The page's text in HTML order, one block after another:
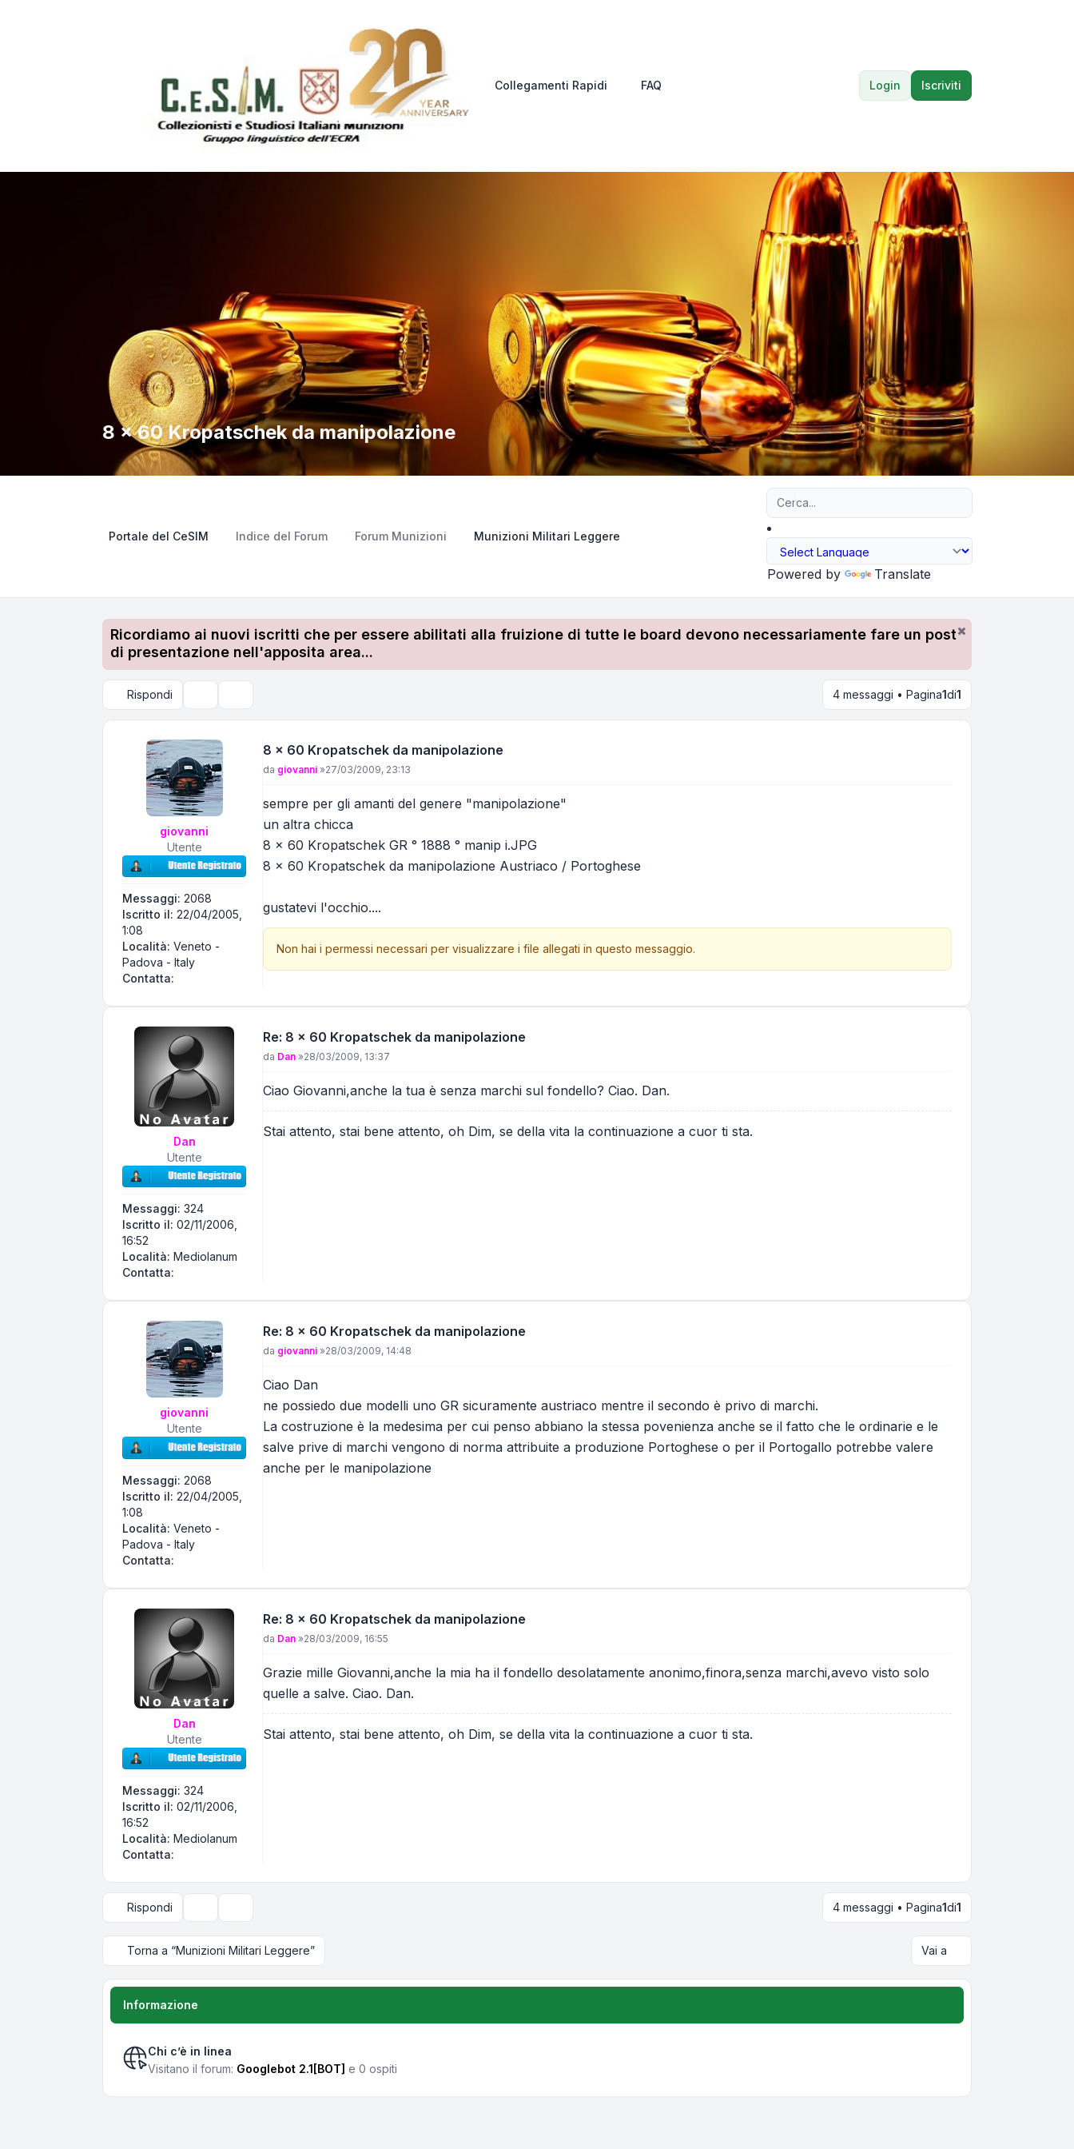
Collegamenti Rapidi FAQ Login Iscriviti
8 x 60 Kropatschek da manipolazione
Portale del CeSIM Indice del Forum Forum Munizioni Munizioni Militari Leggere
Powered by Translate
Ricordiamo ai nuovi iscritti che per essere abilitati alla fruizione di tutte le board devono necessariamente fare un post
di presentazione nell'apposita area...
Rispondi 4 messaggi • Pagina1di1
giovanni
Utente
Messaggi: 2068
Iscritto il: 22/04/2005,
1:08
Località: Veneto -
Padova - Italy
Contatta:
8 x 60 Kropatschek da manipolazione
Messaggio
da giovanni »27/03/2009, 23:13
sempre per gli amanti del genere "manipolazione"
un altra chicca
8 x 60 Kropatschek GR ° 1888 ° manip i.JPG
8 x 60 Kropatschek da manipolazione Austriaco / Portoghese
gustatevi l'occhio....
Non hai i permessi necessari per visualizzare i file allegati in questo messaggio.
Dan
Utente
Messaggi: 324
Iscritto il: 02/11/2006,
16:52
Località: Mediolanum
Contatta:
Re: 8 x 60 Kropatschek da manipolazione
Messaggio
da Dan »28/03/2009, 13:37
Ciao Giovanni,anche la tua è senza marchi sul fondello? Ciao. Dan.
Stai attento, stai bene attento, oh Dim, se della vita la continuazione a cuor ti sta.
giovanni
Utente
Messaggi: 2068
Iscritto il: 22/04/2005,
1:08
Località: Veneto -
Padova - Italy
Contatta:
Re: 8 x 60 Kropatschek da manipolazione
Messaggio
da giovanni »28/03/2009, 14:48
Ciao Dan
ne possiedo due modelli uno GR sicuramente austriaco mentre il secondo è privo di marchi.
La costruzione è la medesima per cui penso abbiano la stessa povenienza anche se il fatto che le ordinarie e le
salve prive di marchi vengono di norma attribuite a produzione Portoghese o per il Portogallo potrebbe valere
anche per le manipolazione
Dan
Utente
Messaggi: 324
Iscritto il: 02/11/2006,
16:52
Località: Mediolanum
Contatta:
Re: 8 x 60 Kropatschek da manipolazione
Messaggio
da Dan »28/03/2009, 16:55
Grazie mille Giovanni,anche la mia ha il fondello desolatamente anonimo,finora,senza marchi,avevo visto solo
quelle a salve. Ciao. Dan.
Stai attento, stai bene attento, oh Dim, se della vita la continuazione a cuor ti sta.
Rispondi 4 messaggi • Pagina1di1
Torna a “Munizioni Militari Leggere” Vai a
Informazione
Chi c’è in linea
Visitano il forum: Googlebot 2.1[BOT] e 0 ospiti